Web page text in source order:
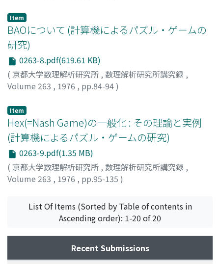
Item
BAOについて (計算機によるパズル・ゲームの
研究)
0263-8.pdf(619.61 KB)
( 京都大学数理解析研究所 , 数理解析研究所講究録 ,
Volume 263 , 1976 , pp.84-94)
Item
Hex(=Nash Game)の一般化 : その理論と実例
(計算機によるパズル・ゲームの研究)
0263-9.pdf(1.35 MB)
( 京都大学数理解析研究所 , 数理解析研究所講究録 ,
Volume 263 , 1976 , pp.95-135 )
List Of Items (Sorted by Table of contents in
Ascending order): 1-20 of 20
Recent Submissions